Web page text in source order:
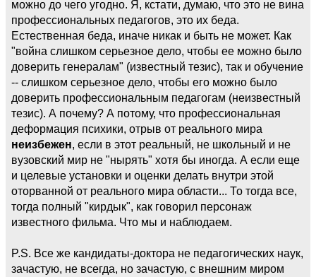
можно до чего угодно. Я, кстати, думаю, что это не вина
профессиональных педагогов, это их беда.
Естественная беда, иначе никак и быть не может. Как
"война слишком серьезное дело, чтобы ее можно было
доверить генералам" (известный тезис), так и обучение
-- слишком серьезное дело, чтобы его можно было
доверить профессиональным педагогам (неизвестный
тезис). А почему? А потому, что профессиональная
деформация психики, отрыв от реального мира
неизбежен, если в этот реальный, не школьный и не
вузовский мир не "нырять" хотя бы иногда. А если еще
и целевые установки и оценки делать внутри этой
оторванной от реального мира области... То тогда все,
тогда полный "кирдык", как говорил персонаж
известного фильма. Что мы и наблюдаем.
P.S. Все же кандидаты-доктора не педагогических наук,
зачастую, не всегда, но зачастую, с внешним миром